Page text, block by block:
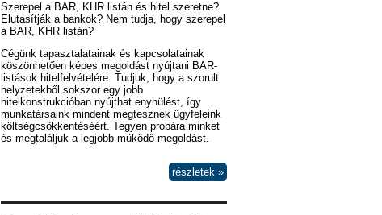
Szerepel a BAR, KHR listán és hitel szeretne?
Elutasítják a bankok? Nem tudja, hogy szerepel
a BAR, KHR listán?
Cégünk tapasztalatainak és kapcsolatainak
köszönhetően képes megoldást nyújtani BAR-
listások hitelfelvételére. Tudjuk, hogy a szorult
helyzetekből sokszor egy jobb
hitelkonstrukcióban nyújthat enyhülést, így
munkatársaink mindent megtesznek ügyfeleink
költségcsökkentéséért. Tegyen probára minket
és megtaláljuk a legjobb működő megoldást.
részletek »